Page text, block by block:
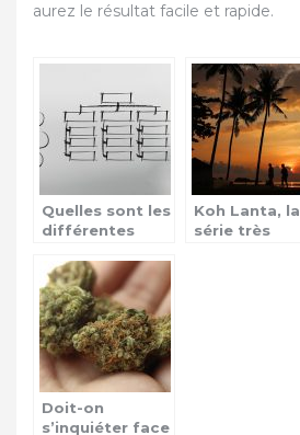
aurez le résultat facile et rapide.
Quelles sont les
différentes
augmenter sa
productivité au
travail ?
Koh Lanta, la
série très
Doit-on
s’inquiéter face